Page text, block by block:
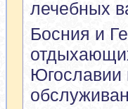
лечебных
Босния и
Югославии